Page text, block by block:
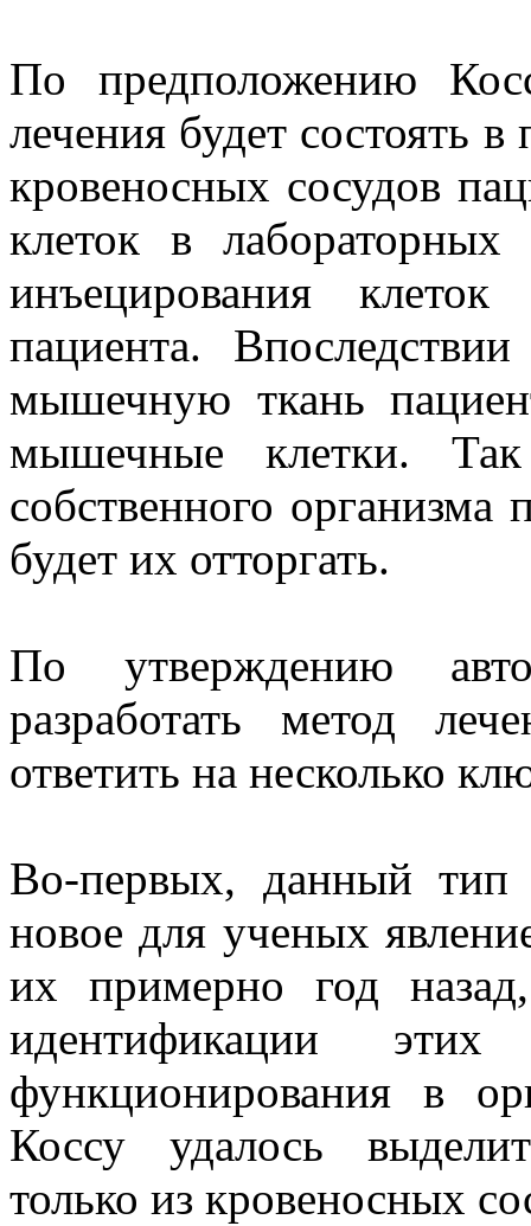
По предположению
лечения будет состоять
кровеносных сосудов
клеток в
инъецирования
пациента.
мышечную ткань
мышечные клетки.
собственного
будет их отторгать.
По утверждению
разработать метод
ответить на несколько
Во-первых, данный тип
новое для ученых
их примерно год
идентификации
функционирования в
Коссу удалось
только из кровеносных